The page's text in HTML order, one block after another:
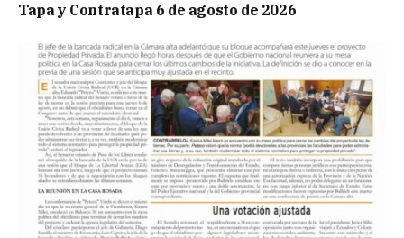
Tapa y Contratapa 6 de agosto de 2026